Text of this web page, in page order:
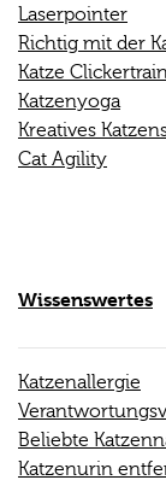
Laserpointer
Richtig mit der
Katze
Katzenyoga
Kreatives
Cat Agility
Wissenswertes
Katzenallergie
Beliebte
Katzenurin